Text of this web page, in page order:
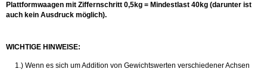
Plattformwaagen mit Ziffernschritt 0,5kg = Mindestlast 40kg (darunter ist
auch kein Ausdruck möglich).
WICHTIGE HINWEISE:
1.) Wenn es sich um Addition von Gewichtswerten verschiedener Achsen